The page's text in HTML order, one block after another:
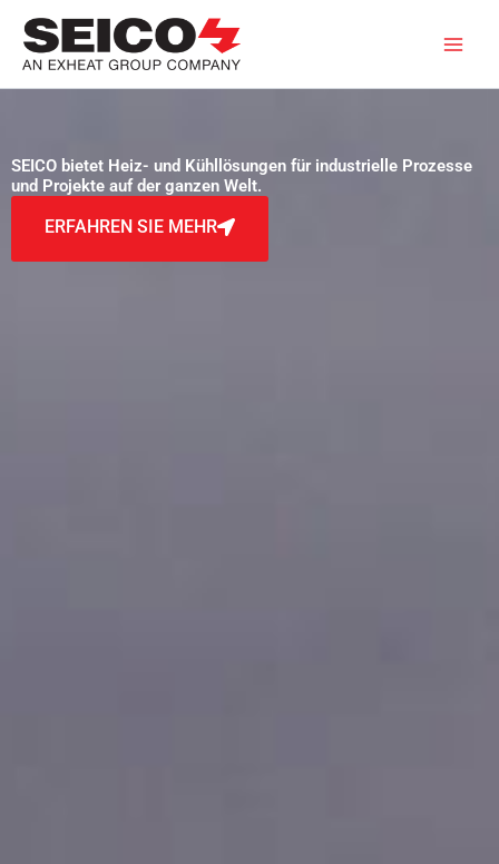
Inhalt
springen
SEICO bietet Heiz- und Kühllösungen für industrielle Prozesse
und Projekte auf der ganzen Welt.
ERFAHREN SIE MEHR